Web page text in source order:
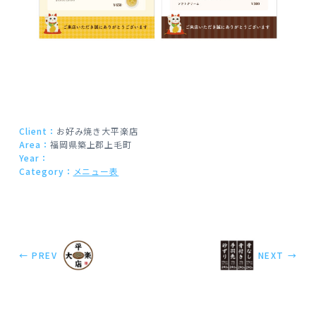
Client： お好み焼き大平楽店
Area： 福岡県築上郡上毛町
Year：
Category： メニュー表
← PREV NEXT →